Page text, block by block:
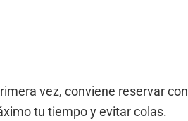
vez, conviene reservar con
tu tiempo y evitar colas.